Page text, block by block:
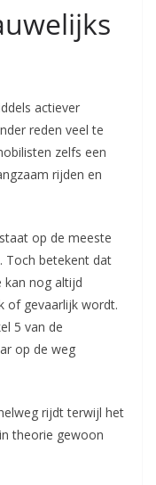
actiever
reden veel te
zelfs een
rijden en
op de meeste
Toch betekent dat
kan nog altijd
of gevaarlijk wordt.
5 van de
op de weg
rijdt terwijl het
theorie gewoon